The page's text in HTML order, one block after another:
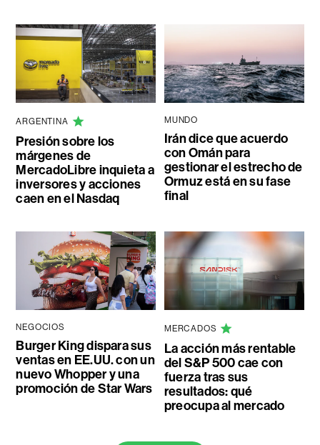
ARGENTINA
Presión sobre los
márgenes de
MercadoLibre inquieta a
inversores y acciones
caen en el Nasdaq
MUNDO
Irán dice que acuerdo
con Omán para
gestionar el estrecho de
Ormuz está en su fase
final
NEGOCIOS
Burger King dispara sus
ventas en EE.UU. con un
nuevo Whopper y una
promoción de Star Wars
MERCADOS
La acción más rentable
del S&P 500 cae con
fuerza tras sus
resultados: qué
preocupa al mercado